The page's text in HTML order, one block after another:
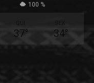
100 %
37° 34°